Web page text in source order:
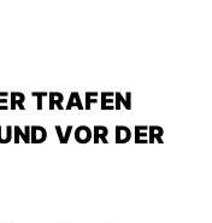
TRAFEN
VOR DER